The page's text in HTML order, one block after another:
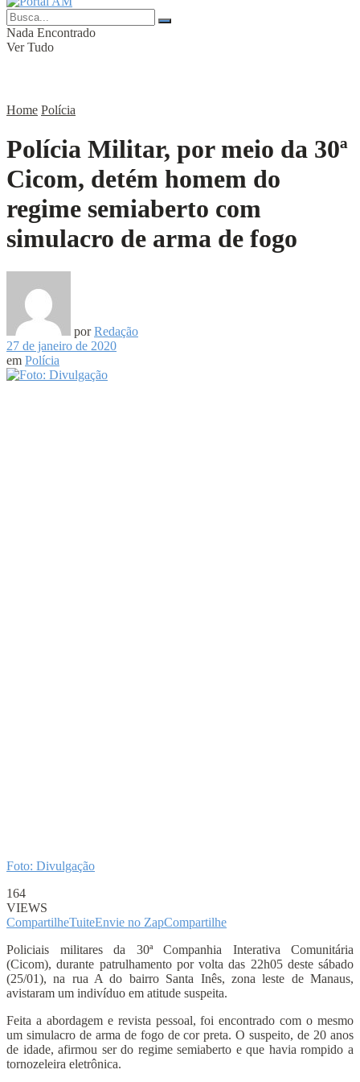
Nada Encontrado
Ver Tudo
Home Polícia
Polícia Militar, por meio da 30ª
Cicom, detém homem do
regime semiaberto com
simulacro de arma de fogo
por Redação
27 de janeiro de 2020
em Polícia
Foto: Divulgação
164
VIEWS
CompartilheTuiteEnvie no ZapCompartilhe
Policiais militares da 30ª Companhia Interativa Comunitária
(Cicom), durante patrulhamento por volta das 22h05 deste sábado
(25/01), na rua A do bairro Santa Inês, zona leste de Manaus,
avistaram um indivíduo em atitude suspeita.
Feita a abordagem e revista pessoal, foi encontrado com o mesmo
um simulacro de arma de fogo de cor preta. O suspeito, de 20 anos
de idade, afirmou ser do regime semiaberto e que havia rompido a
tornozeleira eletrônica.